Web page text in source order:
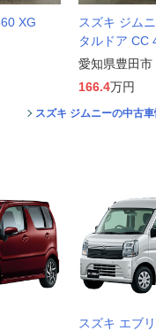
XG
スズキ ジム
タルドア CC
愛知県豊田市
166.4万円
スズキ ジムニーの中古
スズキ エブ